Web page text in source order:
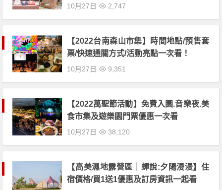
10月27日 2,747
【2022台南森山市集】時間地點/預售套
票/快速通關方式/活動亮點一次看！
10月27日 9,351
【2022萬聖節活動】免費入園.音樂夜.美
食市集及遊樂園門票優惠一次看
10月27日 38,120
【高美濕地露營區｜蟬說:夕陽漫漫】住
宿價格/買1送1優惠及訂房資訊一起看